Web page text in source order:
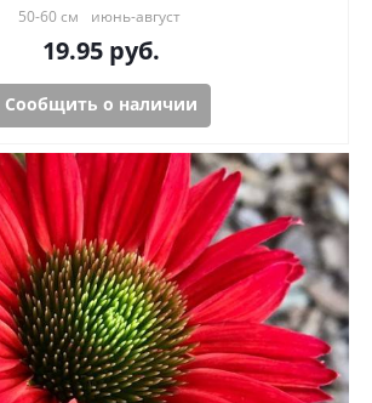
50-60 см
июнь-август
19.95руб.
Сообщить о наличии